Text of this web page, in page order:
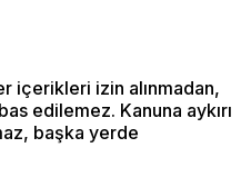
içerikleri izin alınmadan,
edilemez. Kanuna aykırı
başka yerde